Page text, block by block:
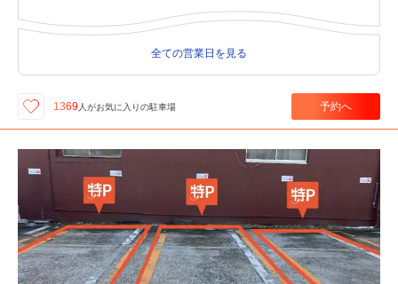
全ての営業日を見る
1369 人がお気に入りの駐車場 予約へ